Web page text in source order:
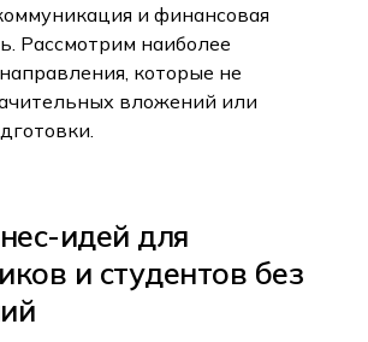
и финансовая
Рассмотрим наиболее
которые не
вложений или
идей для
и студентов без